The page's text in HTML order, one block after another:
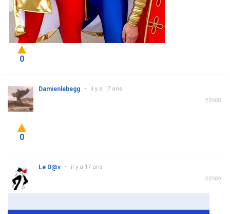
0
#8988
Damienlebegg • il y a 17 ans
0
#8989
Le D@v • il y a 17 ans